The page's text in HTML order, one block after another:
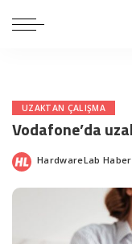
UZAKTAN ÇALIŞMA
Vodafone’da
Posted
HardwareLab